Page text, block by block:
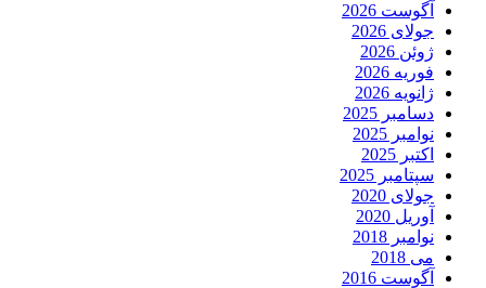
آگوست 2026
جولای 2026
ژوئن 2026
فوریه 2026
ژانویه 2026
دسامبر 2025
نوامبر 2025
اکتبر 2025
سپتامبر 2025
جولای 2020
آوریل 2020
نوامبر 2018
می 2018
آگوست 2016